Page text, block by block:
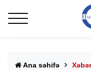
Ana səhifə